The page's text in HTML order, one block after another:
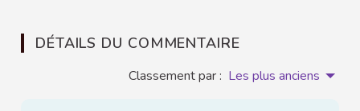
DÉTAILS DU COMMENTAIRE
Classement par : Les plus anciens